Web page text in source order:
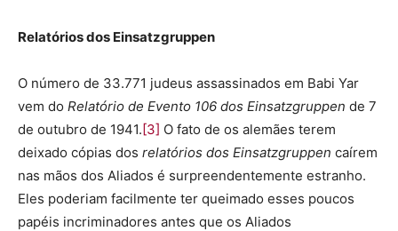
Relatórios dos Einsatzgruppen
O número de 33.771 judeus assassinados em Babi Yar
vem do Relatório de Evento 106 dos Einsatzgruppen de 7
de outubro de 1941.[3] O fato de os alemães terem
deixado cópias dos relatórios dos Einsatzgruppen caírem
nas mãos dos Aliados é surpreendentemente estranho.
Eles poderiam facilmente ter queimado esses poucos
papéis incriminadores antes que os Aliados